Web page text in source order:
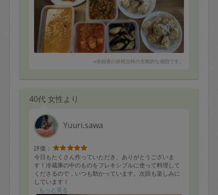
けにしていただきありがとうございました。
※依頼者の依頼当時の主観的な感想です。
40代 女性より
Yuuri.sawa
評価：
今日もたくさん作っていただき、ありがとうございま
す！冷蔵庫の中のものをフレキシブルに使って料理して
くださるので，いつも助かっています。次回も楽しみに
しています！
もっと見る